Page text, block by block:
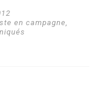
en campagne,